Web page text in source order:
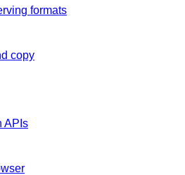
formats
copy
APIs